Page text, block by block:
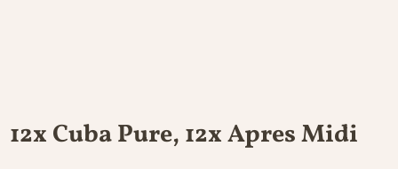
12x Cuba Pure, 12x Apres Midi